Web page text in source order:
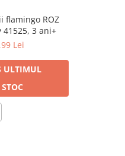
flamingo ROZ
41525, 3 ani+
Lei
ULTIMUL